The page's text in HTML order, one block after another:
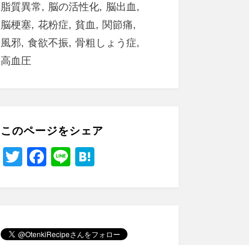
脂質異常
脳の活性化
脳出血
脳梗塞
花粉症 貧血
関節痛
風邪
食欲不振
骨粗しょう症
高血圧
このページをシェア
T
F
b
Li
a